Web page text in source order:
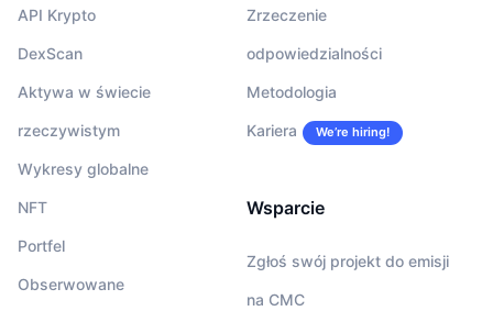
API Krypto
DexScan
Aktywa w świecie
rzeczywistym
Wykresy globalne
NFT
Portfel
Obserwowane
Zrzeczenie
odpowiedzialności
Metodologia
Kariera We’re hiring!
Wsparcie
Zgłoś swój projekt do emisji
na CMC